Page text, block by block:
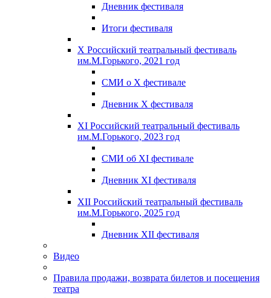
Дневник фестиваля
Итоги фестиваля
X Российский театральный фестиваль
им.М.Горького, 2021 год
СМИ о X фестивале
Дневник X фестиваля
XI Российский театральный фестиваль
им.М.Горького, 2023 год
СМИ об XI фестивале
Дневник XI фестиваля
XII Российский театральный фестиваль
им.М.Горького, 2025 год
Дневник XII фестиваля
Видео
Правила продажи, возврата билетов и посещения
театра